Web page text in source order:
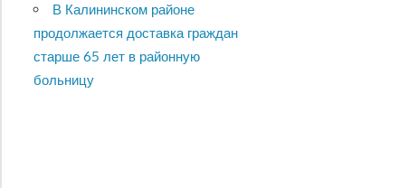
В Калининском районе
продолжается доставка граждан
старше 65 лет в районную
больницу